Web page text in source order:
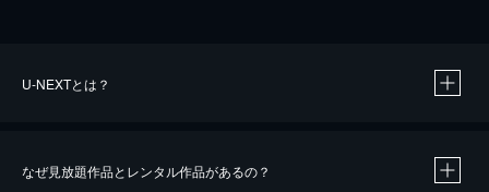
U-NEXTとは？
なぜ見放題作品とレンタル作品があるの？